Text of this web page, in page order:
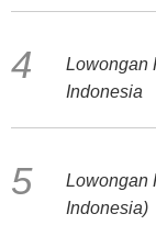
Lowongan
Indonesia
Lowongan
Indonesia)